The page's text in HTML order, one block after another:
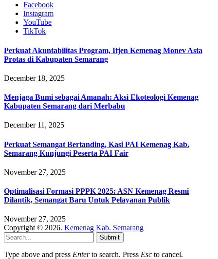
Facebook
Instagram
YouTube
TikTok
Perkuat Akuntabilitas Program, Itjen Kemenag Monev Asta
Protas di Kabupaten Semarang
December 18, 2025
Menjaga Bumi sebagai Amanah: Aksi Ekoteologi Kemenag
Kabupaten Semarang dari Merbabu
December 11, 2025
Perkuat Semangat Bertanding, Kasi PAI Kemenag Kab.
Semarang Kunjungi Peserta PAI Fair
November 27, 2025
Optimalisasi Formasi PPPK 2025: ASN Kemenag Resmi
Dilantik, Semangat Baru Untuk Pelayanan Publik
November 27, 2025
Copyright © 2026. Kemenag Kab. Semarang
Submit
Type above and press Enterto search. Press Esc to cancel.